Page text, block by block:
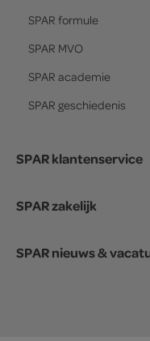
SPAR formule
SPAR MVO
SPAR academie
SPAR geschiedenis
SPAR klantenservice
SPAR zakelijk
SPAR nieuws &